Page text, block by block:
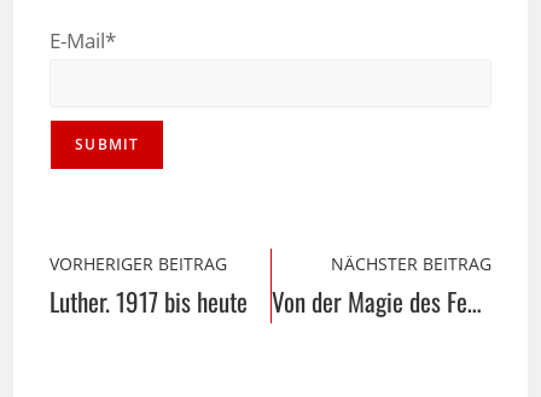
E-Mail*
VORHERIGER BEITRAG
Luther. 1917 bis heute
NÄCHSTER BEITRAG
Von der Magie des Feuers und vom Kreislauf des Lebens